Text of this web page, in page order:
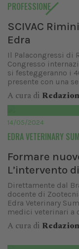
PROFESSIONE
SCIVAC
Edra
Il Palacongressi di
Congresso
si festeggeranno i
presente con una
A cura di
14/05/2024
EDRA VETERINARY
Formare
L’intervento
Direttamente dal
docente di
Edra Veterinary
medici veterinari a
A cura di